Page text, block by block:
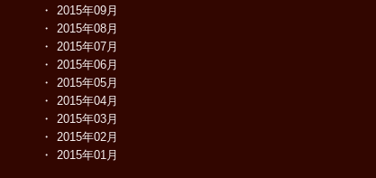
2015年09月
2015年08月
2015年07月
2015年06月
2015年05月
2015年04月
2015年03月
2015年02月
2015年01月